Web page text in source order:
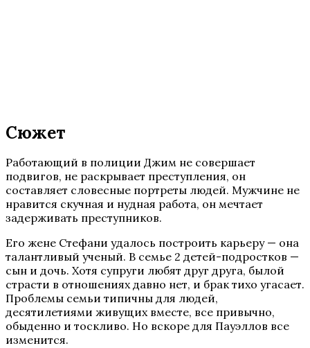
Сюжет
Работающий в полиции Джим не совершает
подвигов, не раскрывает преступления, он
составляет словесные портреты людей. Мужчине не
нравится скучная и нудная работа, он мечтает
задерживать преступников.
Его жене Стефани удалось построить карьеру — она
талантливый ученый. В семье 2 детей-подростков —
сын и дочь. Хотя супруги любят друг друга, былой
страсти в отношениях давно нет, и брак тихо угасает.
Проблемы семьи типичны для людей,
десятилетиями живущих вместе, все привычно,
обыденно и тоскливо. Но вскоре для Пауэллов все
изменится.